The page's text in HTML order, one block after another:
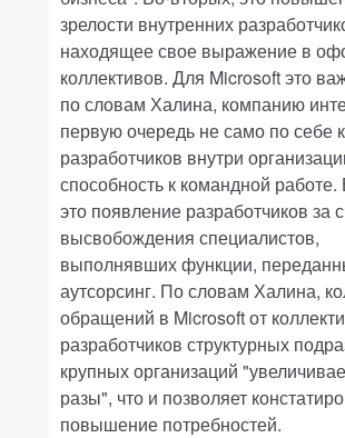
зрелости внутренних
находящее свое выражение в
коллективов. Для Microsoft это
по словам Халина, компанию
первую очередь не само по себе
разработчиков внутри
способность к командной работе.
это появление разработчиков за
высвобождения специалистов,
выполнявших функции,
аутсорсинг. По словам Халина,
обращений в Microsoft от
разработчиков структурных
крупных организаций
разы", что и позволяет
повышение потребностей.